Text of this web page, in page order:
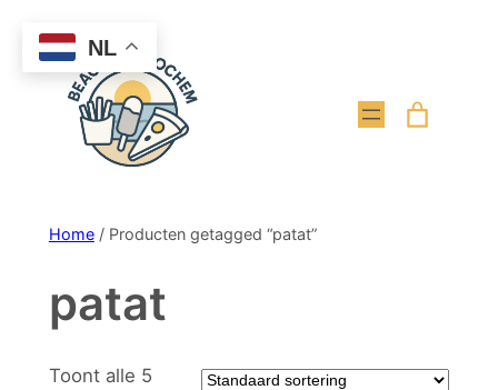
naar
Home/ Producten getagged “patat”
patat
Toont alle 5
NL